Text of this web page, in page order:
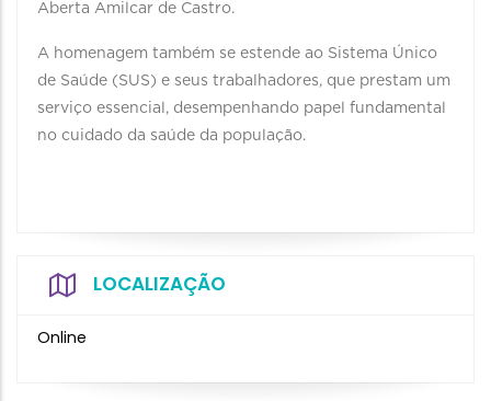
Aberta Amilcar de Castro.
A homenagem também se estende ao Sistema Único
de Saúde (SUS) e seus trabalhadores, que prestam um
serviço essencial, desempenhando papel fundamental
no cuidado da saúde da população.
LOCALIZAÇÃO
Online